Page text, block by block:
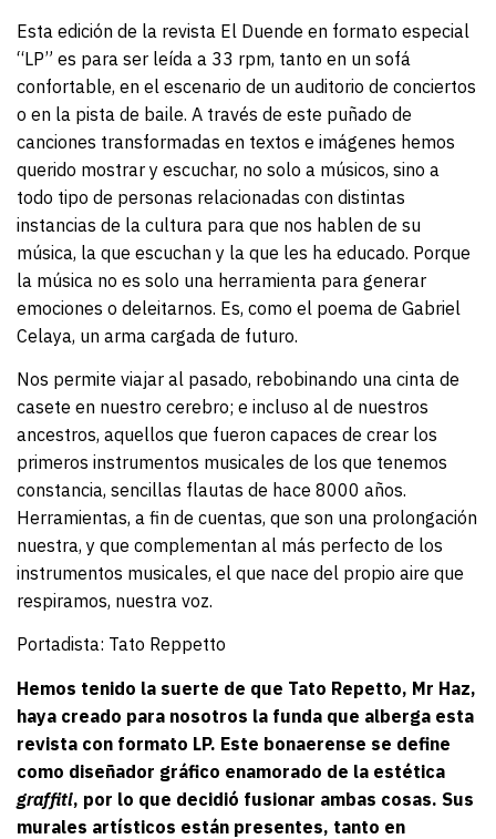
Esta edición de la revista El Duende en formato especial
“LP” es para ser leída a 33 rpm, tanto en un sofá
confortable, en el escenario de un auditorio de conciertos
o en la pista de baile. A través de este puñado de
canciones transformadas en textos e imágenes hemos
querido mostrar y escuchar, no solo a músicos, sino a
todo tipo de personas relacionadas con distintas
instancias de la cultura para que nos hablen de su
música, la que escuchan y la que les ha educado. Porque
la música no es solo una herramienta para generar
emociones o deleitarnos. Es, como el poema de Gabriel
Celaya, un arma cargada de futuro.
Nos permite viajar al pasado, rebobinando una cinta de
casete en nuestro cerebro; e incluso al de nuestros
ancestros, aquellos que fueron capaces de crear los
primeros instrumentos musicales de los que tenemos
constancia, sencillas flautas de hace 8000 años.
Herramientas, a fin de cuentas, que son una prolongación
nuestra, y que complementan al más perfecto de los
instrumentos musicales, el que nace del propio aire que
respiramos, nuestra voz.
Portadista: Tato Reppetto
Hemos tenido la suerte de que Tato Repetto, Mr Haz,
haya creado para nosotros la funda que alberga esta
revista con formato LP. Este bonaerense se define
como diseñador gráfico enamorado de la estética
graffiti, por lo que decidió fusionar ambas cosas. Sus
murales artísticos están presentes, tanto en